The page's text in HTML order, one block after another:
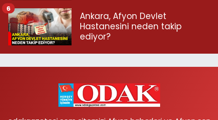
Ankara, Afyon Devlet
Hastanesini neden takip
ediyor?
6